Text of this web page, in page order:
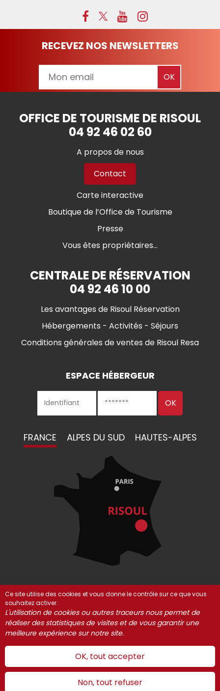
RECEVEZ NOS NEWSLETTERS
OFFICE DE TOURISME DE RISOUL
04 92 46 02 60
A propos de nous
Contact
Carte interactive
Boutique de l’Office de Tourisme
Presse
Vous êtes propriétaires...
CENTRALE DE RÉSERVATION
04 92 46 10 00
Les avantages de Risoul Réservation
Hébergements - Activités - Séjours
Conditions générales de ventes de Risoul Resa
ESPACE HÉBERGEUR
FRANCE ALPES DU SUD HAUTES-ALPES
© Risoul 2021-2025 Mentions Légales
Partenaires
Gestion des cookies
Ce site utilise des cookies et vous donne le contrôle sur ce que vous
souhaitez activer.
L'utilisation de cookies ou autres traceurs nous permet de
réaliser des statistiques de visites et de vous garantir une
meilleure expérience sur notre site.
OK, tout accepter
Non, tout refuser